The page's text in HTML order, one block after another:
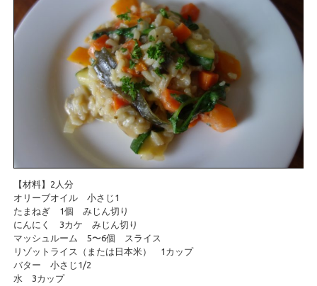
【材料】2人分
オリーブオイル 小さじ1
たまねぎ 1個 みじん切り
にんにく 3カケ みじん切り
マッシュルーム 5〜6個 スライス
リゾットライス（または日本米） 1カップ
バター 小さじ1/2
水 3カップ